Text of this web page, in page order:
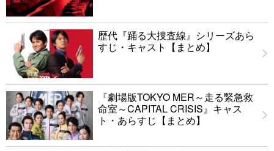
歴代『踊る大捜査線』シリーズあら
すじ・キャスト【まとめ】
『劇場版TOKYO MER～走る緊急救
命室～CAPITAL CRISIS』キャス
ト・あらすじ【まとめ】